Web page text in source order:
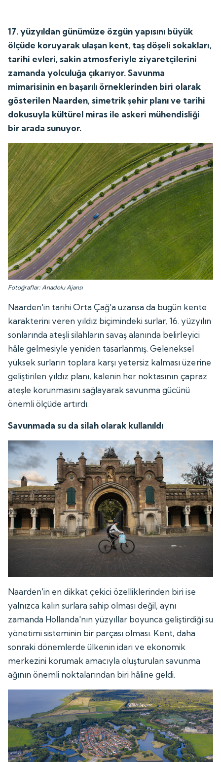
17. yüzyıldan günümüze özgün yapısını büyük
ölçüde koruyarak ulaşan kent, taş döşeli sokakları,
tarihi evleri, sakin atmosferiyle ziyaretçilerini
zamanda yolculuğa çıkarıyor. Savunma
mimarisinin en başarılı örneklerinden biri olarak
gösterilen Naarden, simetrik şehir planı ve tarihi
dokusuyla kültürel miras ile askeri mühendisliği
bir arada sunuyor.
Fotoğraflar: Anadolu Ajansı
Naarden'in tarihi Orta Çağ'a uzansa da bugün kente
karakterini veren yıldız biçimindeki surlar, 16. yüzyılın
sonlarında ateşli silahların savaş alanında belirleyici
hâle gelmesiyle yeniden tasarlanmış. Geleneksel
yüksek surların toplara karşı yetersiz kalması üzerine
geliştirilen yıldız planı, kalenin her noktasının çapraz
ateşle korunmasını sağlayarak savunma gücünü
önemli ölçüde artırdı.
Savunmada su da silah olarak kullanıldı
Naarden'in en dikkat çekici özelliklerinden biri ise
yalnızca kalın surlara sahip olması değil, aynı
zamanda Hollanda'nın yüzyıllar boyunca geliştirdiği su
yönetimi sisteminin bir parçası olması. Kent, daha
sonraki dönemlerde ülkenin idari ve ekonomik
merkezini korumak amacıyla oluşturulan savunma
ağının önemli noktalarından biri hâline geldi.